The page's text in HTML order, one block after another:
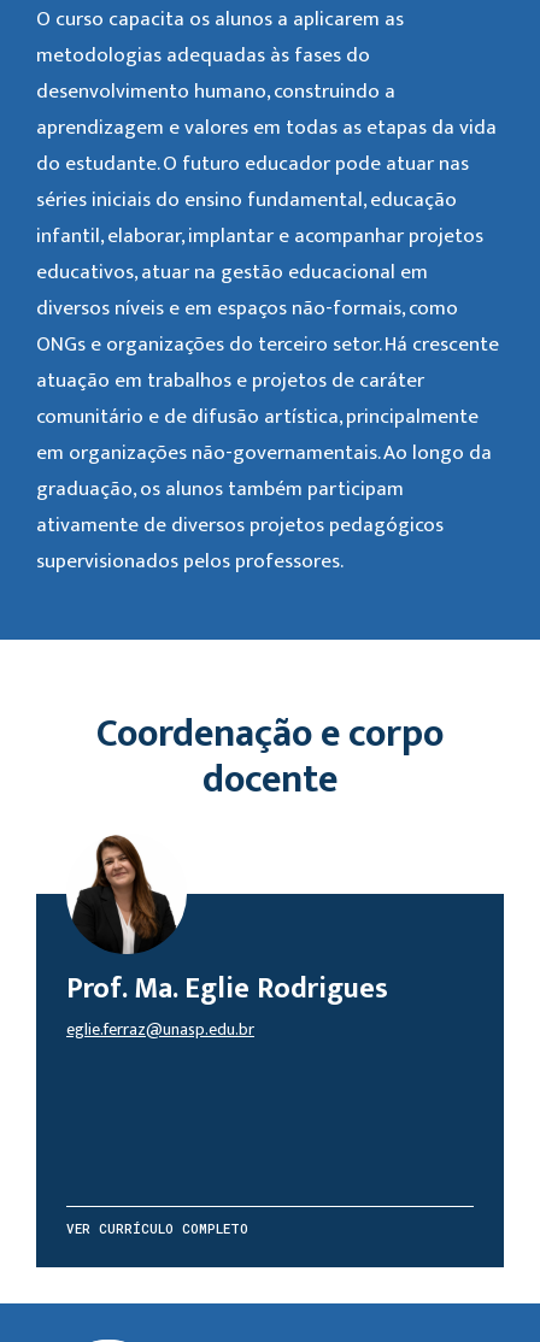
O curso capacita os alunos a aplicarem as
metodologias adequadas às fases do
desenvolvimento humano, construindo a
aprendizagem e valores em todas as etapas da vida
do estudante. O futuro educador pode atuar nas
séries iniciais do ensino fundamental, educação
infantil, elaborar, implantar e acompanhar projetos
educativos, atuar na gestão educacional em
diversos níveis e em espaços não-formais, como
ONGs e organizações do terceiro setor. Há crescente
atuação em trabalhos e projetos de caráter
comunitário e de difusão artística, principalmente
em organizações não-governamentais. Ao longo da
graduação, os alunos também participam
ativamente de diversos projetos pedagógicos
supervisionados pelos professores.
Coordenação e corpo
docente
Prof. Ma. Eglie Rodrigues
eglie.ferraz@unasp.edu.br
VER CURRÍCULO COMPLETO